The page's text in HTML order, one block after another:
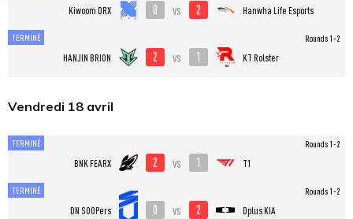
Kiwoom DRX 0 vs 2 Hanwha Life Esports
TERMINÉ
HANJIN BRION 2 vs 1 KT Rolster
Rounds 1-2
Vendredi 18 avril
TERMINÉ
BNK FEARX 2 vs 1 T1
Rounds 1-2
TERMINÉ
DN SOOPers 0 vs 2 Dplus KIA
Rounds 1-2